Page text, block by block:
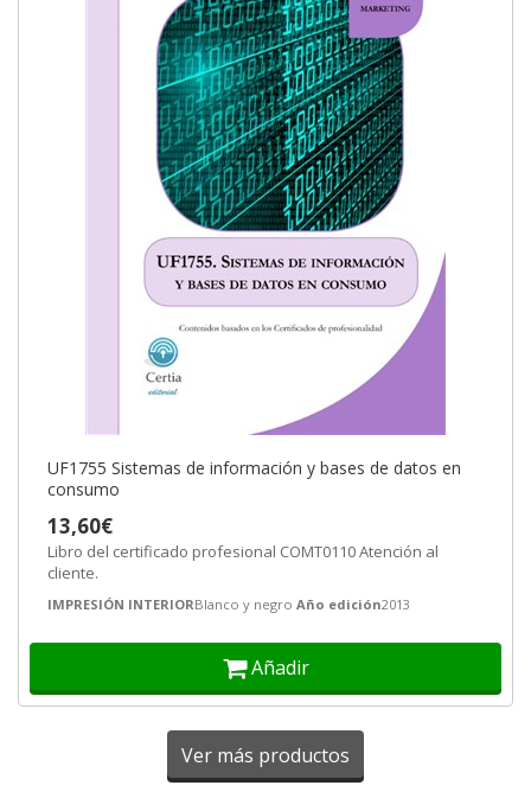
UF1755 Sistemas de información y bases de datos en
consumo
13,60€
Libro del certificado profesional COMT0110 Atención al
cliente.
IMPRESIÓN INTERIORBlanco y negro Año edición2013
Añadir
Ver más productos